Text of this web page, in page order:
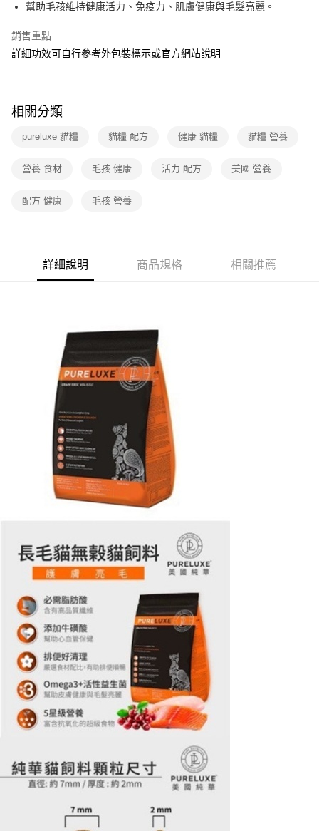
幫助毛孩維持健康活力、免疫力、肌膚健康與毛髮亮麗。
銷售重點
詳細功效可自行參考外包裝標示或官方網站說明
相關分類
pureluxe 貓糧 貓糧 配方 健康 貓糧 貓糧 營養
營養 食材 毛孩 健康 活力 配方 美國 營養
配方 健康 毛孩 營養
詳細說明 商品規格 相關推薦